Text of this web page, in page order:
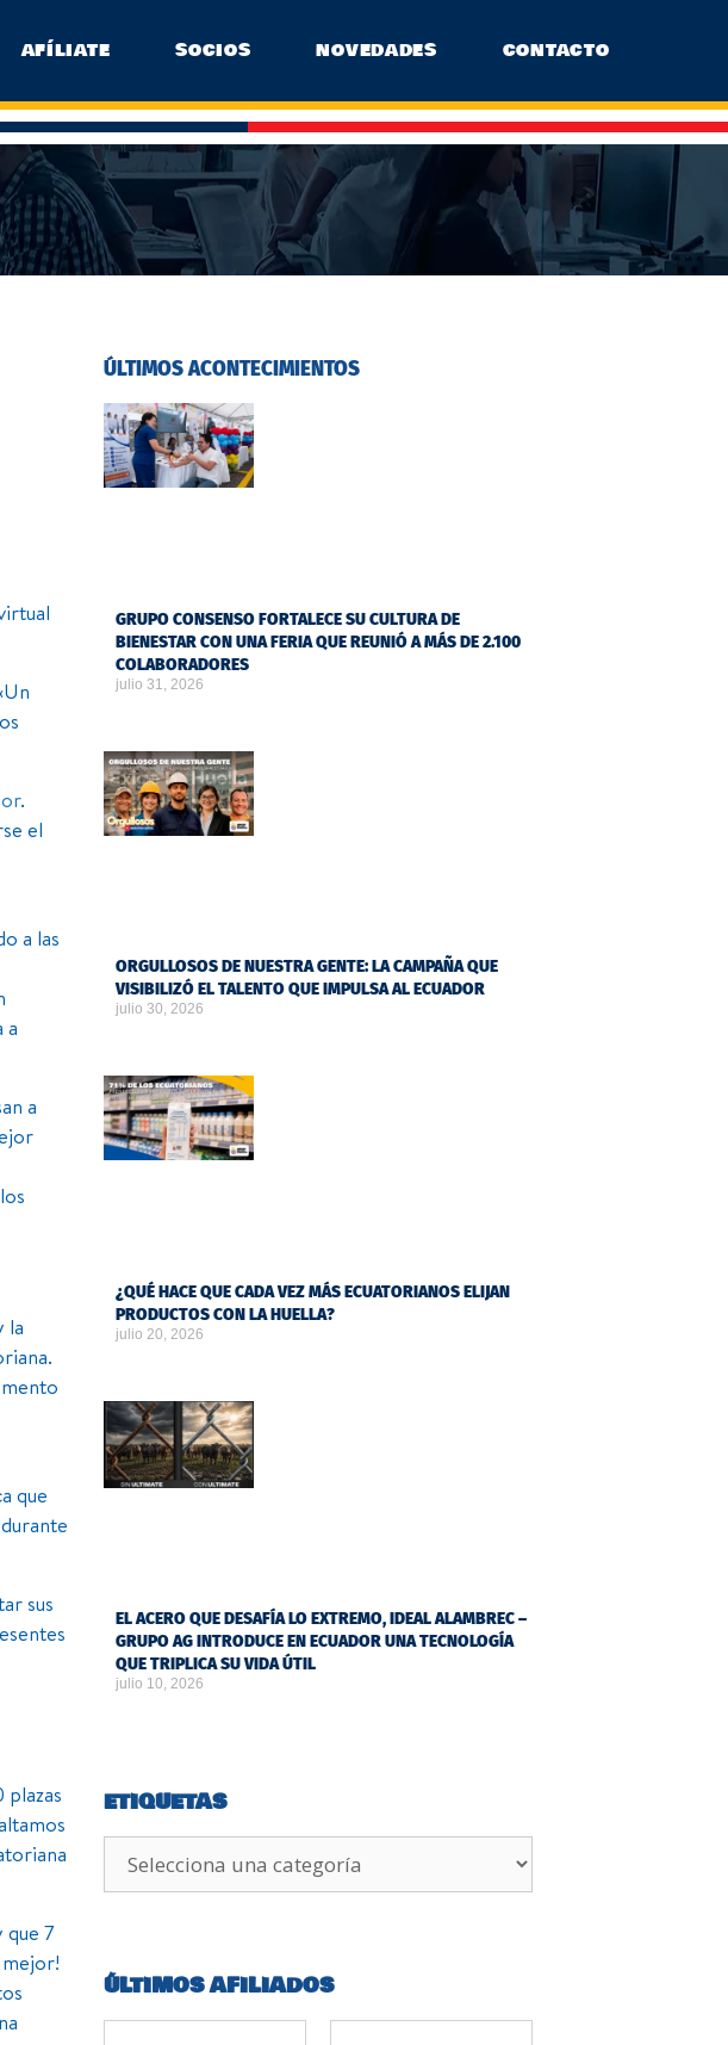
AFÍLIATE SOCIOS NOVEDADES CONTACTO
.
el
a las
a
a
la
que
sus
que 7
ÚLTIMOS ACONTECIMIENTOS
GRUPO CONSENSO FORTALECE SU CULTURA DE
BIENESTAR CON UNA FERIA QUE REUNIÓ A MÁS DE 2.100
COLABORADORES
julio 31, 2026
ORGULLOSOS DE NUESTRA GENTE: LA CAMPAÑA QUE
VISIBILIZÓ EL TALENTO QUE IMPULSA AL ECUADOR
julio 30, 2026
¿QUÉ HACE QUE CADA VEZ MÁS ECUATORIANOS ELIJAN
PRODUCTOS CON LA HUELLA?
julio 20, 2026
EL ACERO QUE DESAFÍA LO EXTREMO, IDEAL ALAMBREC –
GRUPO AG INTRODUCE EN ECUADOR UNA TECNOLOGÍA
QUE TRIPLICA SU VIDA ÚTIL
julio 10, 2026
ETIQUETAS
ÚLTIMOS AFILIADOS